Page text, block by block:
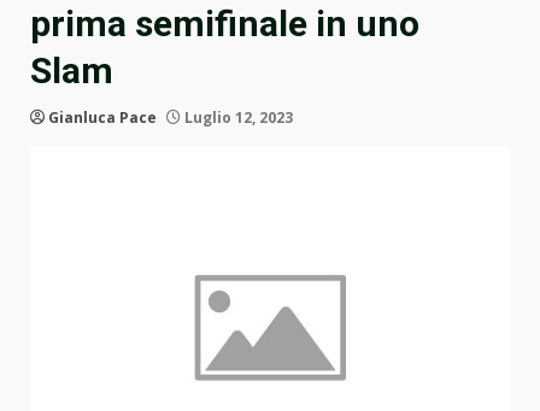
prima semifinale in uno
Slam
Gianluca Pace Luglio 12, 2023